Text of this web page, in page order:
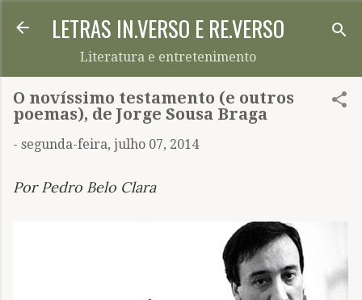
Pular para o conteúdo principal
LETRAS IN.VERSO E RE.VERSO
Literatura e entretenimento
O novíssimo testamento (e outros
poemas), de Jorge Sousa Braga
- segunda-feira, julho 07, 2014
Por Pedro Belo Clara